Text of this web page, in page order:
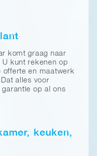
komt graag naar
kunt rekenen op
offerte en maatwerk
alles voor
op al ons
keuken,